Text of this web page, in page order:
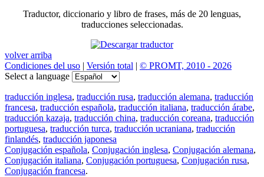
Traductor, diccionario y libro de frases, más de 20 lenguas,
traducciones seleccionadas.
volver arriba
Condiciones del uso | Versión total | © PROMT, 2010 - 2026
Select a language
traducción inglesa, traducción rusa, traducción alemana, traducción
francesa, traducción española, traducción italiana, traducción árabe,
traducción kazaja, traducción china, traducción coreana, traducción
portuguesa, traducción turca, traducción ucraniana, traducción
finlandés, traducción japonesa
Conjugación española, Conjugación inglesa, Conjugación alemana,
Conjugación italiana, Conjugación portuguesa, Conjugación rusa,
Conjugación francesa.